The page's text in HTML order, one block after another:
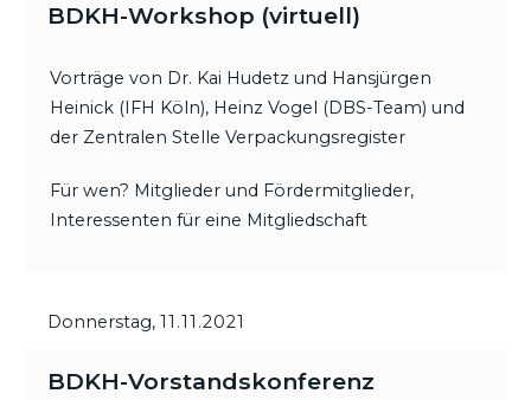
BDKH-Workshop (virtuell)
Vorträge von Dr. Kai Hudetz und Hansjürgen
Heinick (IFH Köln), Heinz Vogel (DBS-Team) und
der Zentralen Stelle Verpackungsregister
Für wen? Mitglieder und Fördermitglieder,
Interessenten für eine Mitgliedschaft
Donnerstag, 11.11.2021
BDKH-Vorstandskonferenz